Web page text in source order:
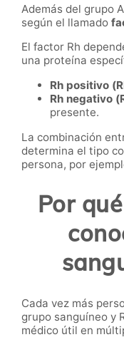
Además del grupo
según el llamado
El factor Rh
una proteína
Rh positivo
Rh negativo
presente.
La combinación
determina el tipo
persona, por
Por
Cada vez más
grupo sanguíneo y
médico útil en